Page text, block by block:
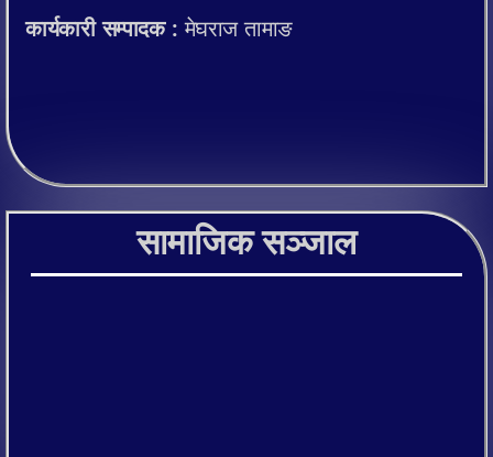
कार्यकारी सम्पादक :मेघराज तामाङ
सामाजिक सञ्जाल